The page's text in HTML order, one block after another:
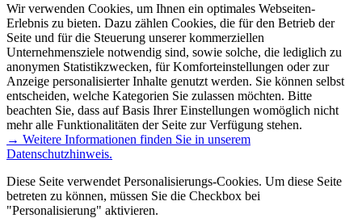
Wir verwenden Cookies, um Ihnen ein optimales Webseiten-
Erlebnis zu bieten. Dazu zählen Cookies, die für den Betrieb der
Seite und für die Steuerung unserer kommerziellen
Unternehmensziele notwendig sind, sowie solche, die lediglich zu
anonymen Statistikzwecken, für Komforteinstellungen oder zur
Anzeige personalisierter Inhalte genutzt werden. Sie können selbst
entscheiden, welche Kategorien Sie zulassen möchten. Bitte
beachten Sie, dass auf Basis Ihrer Einstellungen womöglich nicht
mehr alle Funktionalitäten der Seite zur Verfügung stehen.
→ Weitere Informationen finden Sie in unserem
Datenschutzhinweis.
Diese Seite verwendet Personalisierungs-Cookies. Um diese Seite
betreten zu können, müssen Sie die Checkbox bei
"Personalisierung" aktivieren.